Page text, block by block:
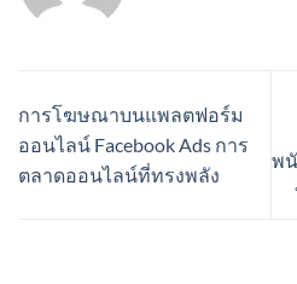
การโฆษณาบนแพลตฟอร์ม
ออนไลน์ Facebook Ads การ
ตลาดออนไลน์ที่ทรงพลัง
พ